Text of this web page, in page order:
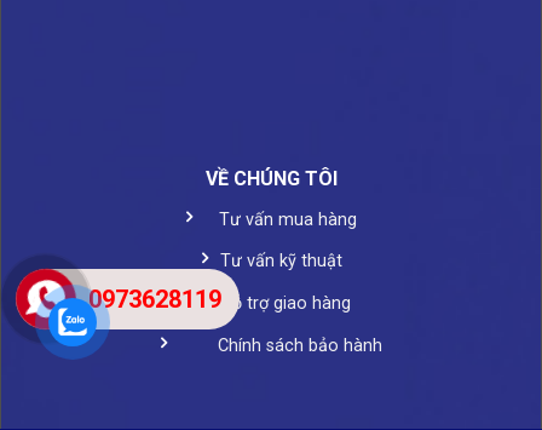
VỀ CHÚNG TÔI
Tư vấn mua hàng
Tư vấn kỹ thuật
Hỗ trợ giao hàng
Chính sách bảo hành
0973628119